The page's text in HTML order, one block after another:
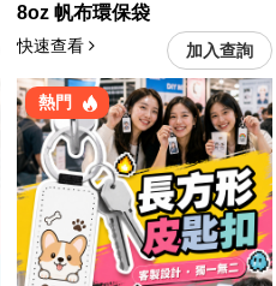
8oz 帆布環保袋
加入查詢
快速查看
熱門